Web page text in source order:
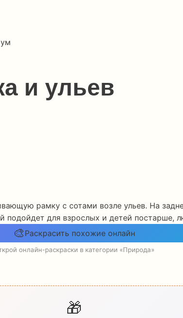
и ульев
рамку с сотами возле ульев. На
подойдет для взрослых и детей постарше,
🎨 Раскрасить похожие онлайн
онлайн-раскраски в категории «Природа»
🎁